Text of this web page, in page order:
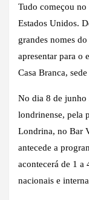
Tudo começou
Estados Unidos.
grandes nomes
apresentar para o
Casa Branca,
No dia 8 de junho
londrinense, pela
Londrina, no Bar
antecede a
acontecerá de 1 a
nacionais e